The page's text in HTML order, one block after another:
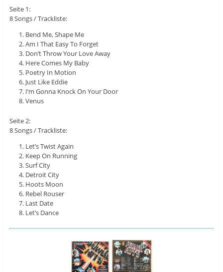
Seite 1:
8 Songs / Trackliste:
Bend Me, Shape Me
Am I That Easy To Forget
Don’t Throw Your Love Away
Here Comes My Baby
Poetry In Motion
Just Like Eddie
I’m Gonna Knock On Your Door
Venus
Seite 2:
8 Songs / Trackliste:
Let’s Twist Again
Keep On Running
Surf City
Detroit City
Hoots Moon
Rebel Rouser
Last Date
Let’s Dance